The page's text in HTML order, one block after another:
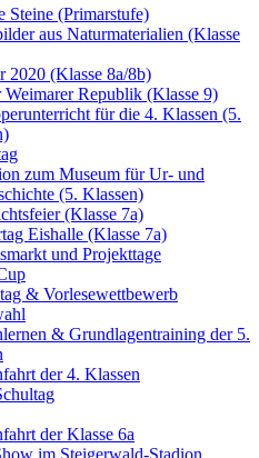
Steine (Primarstufe)
aus Naturmaterialien (Klasse
2020 (Klasse 8a/8b)
Weimarer Republik (Klasse 9)
für die 4. Klassen (5.
zum Museum für Ur- und
(5. Klassen)
(Klasse 7a)
Eishalle (Klasse 7a)
und Projekttage
& Vorlesewettbewerb
& Grundlagentraining der 5.
der 4. Klassen
der Klasse 6a
im Steigerwald-Stadion